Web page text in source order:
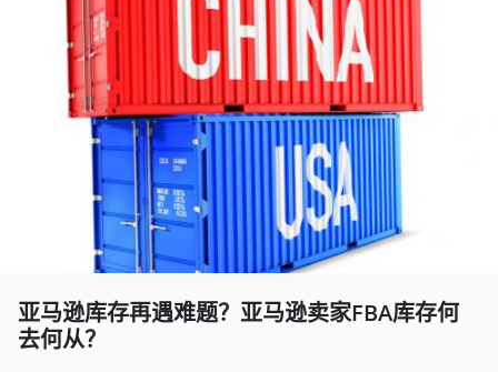
亚马逊库存再遇难题？亚马逊卖家FBA库存何
去何从？